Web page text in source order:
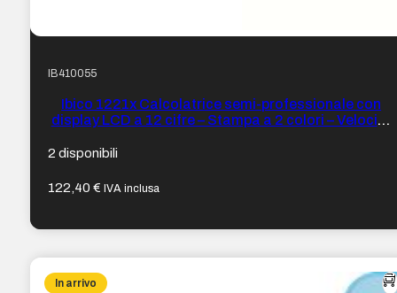
IB410055
Ibico 1221x Calcolatrice semi-professionale con
display LCD a 12 cifre – Stampa a 2 colori – Velocità
professionale – Colore Bianco/Blu
2 disponibili
122,40€ IVA inclusa
In arrivo